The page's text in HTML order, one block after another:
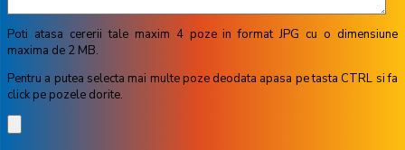
Poti atasa cererii tale maxim 4 poze in format JPG cu o dimensiune
maxima de 2 MB.
Pentru a putea selecta mai multe poze deodata apasa pe tasta CTRL si fa
click pe pozele dorite.